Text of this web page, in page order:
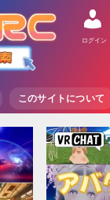
このサイトについて
ログイン